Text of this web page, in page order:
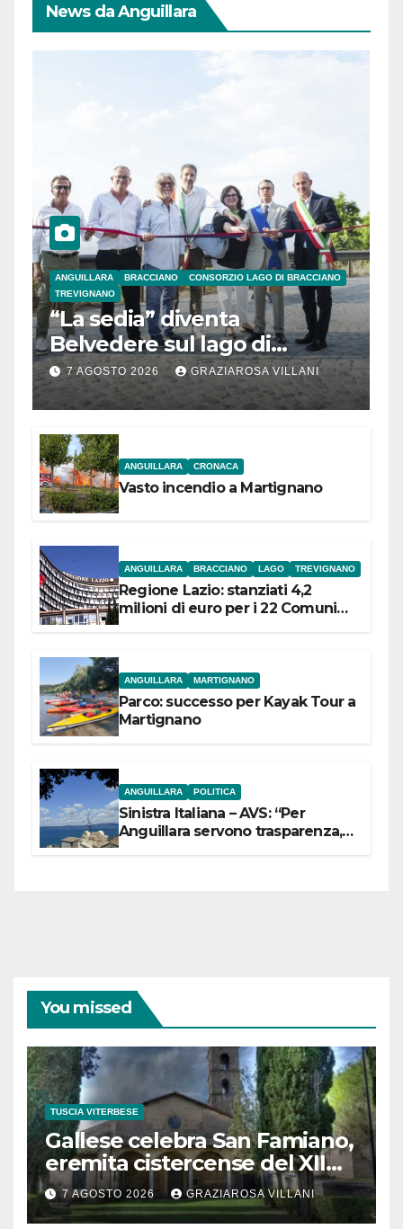
News da Anguillara
ANGUILLARA BRACCIANO
CONSORZIO LAGO DI BRACCIANO
TREVIGNANO
“La sedia” diventa
Belvedere sul lago di
Bracciano: ieri
l’inaugurazione
7 AGOSTO 2026 GRAZIAROSA VILLANI
ANGUILLARA CRONACA
Vasto incendio a Martignano
ANGUILLARA BRACCIANO LAGO TREVIGNANO
Regione Lazio: stanziati 4,2
milioni di euro per i 22 Comuni
ANGUILLARA MARTIGNANO
Parco: successo per Kayak Tour a
Martignano
ANGUILLARA POLITICA
Sinistra Italiana – AVS: “Per
Anguillara servono trasparenza,
You missed
TUSCIA VITERBESE
Gallese celebra San Famiano,
eremita cistercense del XII
secolo
7 AGOSTO 2026 GRAZIAROSA VILLANI